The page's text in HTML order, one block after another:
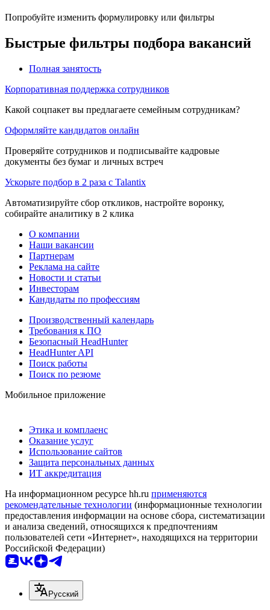
Попробуйте изменить формулировку или фильтры
Быстрые фильтры подбора вакансий
Полная занятость
Корпоративная поддержка сотрудников
Какой соцпакет вы предлагаете семейным сотрудникам?
Оформляйте кандидатов онлайн
Проверяйте сотрудников и подписывайте кадровые
документы без бумаг и личных встреч
Ускорьте подбор в 2 раза с Talantix
Автоматизируйте сбор откликов, настройте воронку,
собирайте аналитику в 2 клика
О компании
Наши вакансии
Партнерам
Реклама на сайте
Новости и статьи
Инвесторам
Кандидаты по профессиям
Производственный календарь
Требования к ПО
Безопасный HeadHunter
HeadHunter API
Поиск работы
Поиск по резюме
Мобильное приложение
Этика и комплаенс
Оказание услуг
Использование сайтов
Защита персональных данных
ИТ аккредитация
На информационном ресурсе hh.ru применяются
рекомендательные технологии (информационные технологии
предоставления информации на основе сбора, систематизации
и анализа сведений, относящихся к предпочтениям
пользователей сети «Интернет», находящихся на территории
Российской Федерации)
Русский